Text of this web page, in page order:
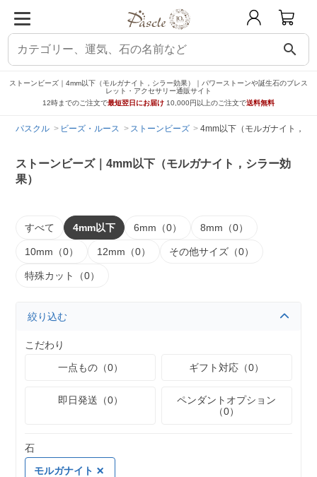
search
ストーンビーズ｜4mm以下（モルガナイト，シラー効果）｜パワーストーンや誕生石のブレス
レット・アクセサリー通販サイト
12時までのご注文で最短翌日にお届け 10,000円以上のご注文で送料無料
パスクル ビーズ・ルース ストーンビーズ 4mm以下（モルガナイト，シ
ストーンビーズ｜4mm以下（モルガナイト，シラー効
果）
すべて 4mm以下 6mm（0） 8mm（0）
10mm（0） 12mm（0） その他サイズ（0）
特殊カット（0）
絞り込む
こだわり
一点もの（0）
ギフト対応（0）
即日発送（0）
ペンダントオプション
（0）
石
モルガナイト